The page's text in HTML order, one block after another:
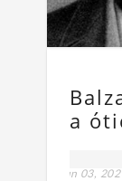
a
jun 03,